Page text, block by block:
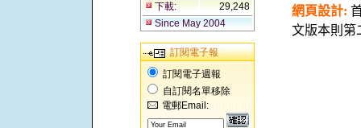
下載:
29,248
Since May 2004
訂閱電子報
訂閱電子週報
自訂閱名單移除
電郵Email:
網頁設計:
文版本則第